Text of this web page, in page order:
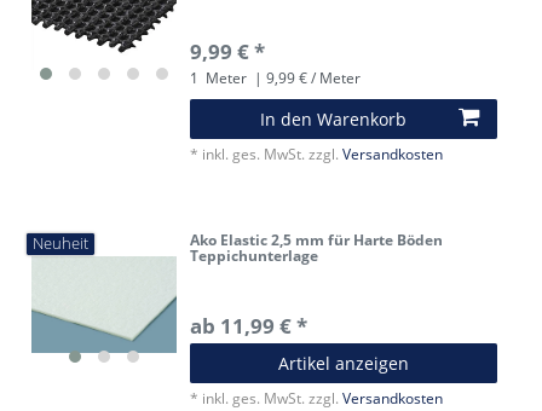
9,99 € *
1 Meter | 9,99 € / Meter
In den Warenkorb
* inkl. ges. MwSt. zzgl.Versandkosten
Neuheit Ako Elastic 2,5 mm für Harte Böden
Teppichunterlage
ab 11,99 € *
Artikel anzeigen
* inkl. ges. MwSt. zzgl.Versandkosten